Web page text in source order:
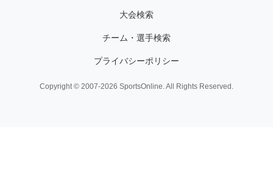
大会検索
チーム・選手検索
プライバシーポリシー
Copyright © 2007-2026 SportsOnline. All Rights Reserved.